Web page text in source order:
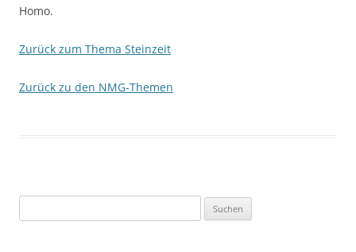
Homo.
Zurück zum Thema Steinzeit
Zurück zu den NMG-Themen
nach: